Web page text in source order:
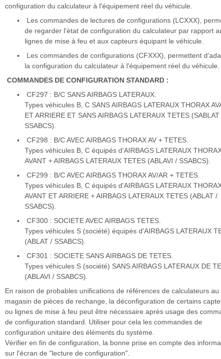
configuration du calculateur à l'équipement réel du véhicule.
Les commandes de lectures de configurations (LCXXX),
de regarder l'état de configuration du calculateur par rapport
lignes de mise à feu et aux capteurs équipant le véhicule.
Les commandes de configurations (CFXXX), permettent
la configuration du calculateur à l'équipement réel du véhicule.
COMMANDES DE CONFIGURATION STANDARD :
CF297 : B/C SANS AIRBAGS LATERAUX.
Types véhicules B, C SANS AIRBAGS LATERAUX THORAX
ET ARRIERE ET SANS AIRBAGS LATERAUX TETES (SABLAT
SSABCS).
CF298 : B/C AVEC AIRBAGS THORAX AV + TETES.
Types véhicules B, C équipés d'AIRBAGS LATERAUX
AVANT + AIRBAGS LATERAUX TETES (ABLAVI / SSABCS).
CF299 : B/C AVEC AIRBAGS THORAX AV/AR + TETES.
Types véhicules B, C équipés d'AIRBAGS LATERAUX
AVANT ET ARRIERE + AIRBAGS LATERAUX TETES (ABLAT /
SSABCS).
CF300 : SOCIETE AVEC AIRBAGS TETES.
Types véhicules S (société) équipés d'AIRBAGS LATERAUX
(ABLAT / SSABCS).
CF301 : SOCIETE SANS AIRBAGS DE TETES.
Types véhicules S (société) SANS AIRBAGS LATERAUX DE
(ABLAVI / SSABCS).
En raison de probables unifications de références de calculateurs au
magasin de pièces de rechange, la déconfiguration de certains
ou lignes de mise à feu peut être nécessaire après usage des
de configuration standard. Utiliser pour cela les commandes de
configuration unitaire des éléments du système.
Vérifier en fin de configuration, la bonne prise en compte des
sur l'écran de "lecture de configuration".